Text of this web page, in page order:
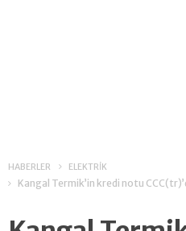
HABERLER ELEKTRİK
Kangal Termik’in kredi notu